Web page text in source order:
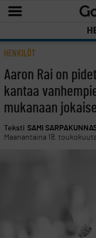
HENKILÖT
Aaron Rai on
kantaa
mukanaan
Teksti SAMI
Maanantaina 18.